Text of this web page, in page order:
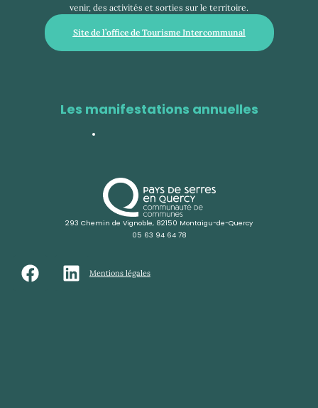
venir, des activités et sorties sur le territoire.
Site de l’office de Tourisme Intercommunal
Les manifestations annuelles
293 Chemin de Vignoble, 82150 Montaigu-de-Quercy
05 63 94 64 78
Mentions légales